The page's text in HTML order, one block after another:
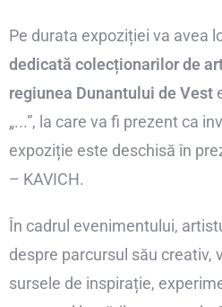
Pe durata expoziției va avea
dedicată colecționarilor de
regiunea Dunantului de Vest
„...”, la care va fi prezent ca
expoziție este deschisă în
– KAVICH.
În cadrul evenimentului,
despre parcursul său creativ,
sursele de inspirație,